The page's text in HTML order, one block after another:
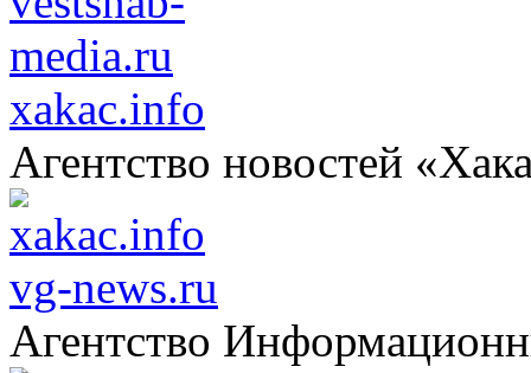
xakac.info
Агентство новостей
vg-news.ru
Агентство